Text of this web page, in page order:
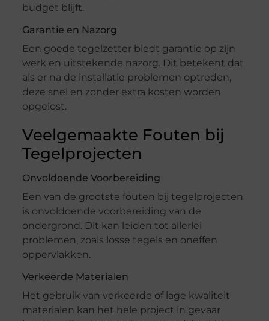
budget blijft.
Garantie en Nazorg
Een goede tegelzetter biedt garantie op zijn
werk en uitstekende nazorg. Dit betekent dat
als er na de installatie problemen optreden,
deze snel en zonder extra kosten worden
opgelost.
Veelgemaakte Fouten bij
Tegelprojecten
Onvoldoende Voorbereiding
Een van de grootste fouten bij tegelprojecten
is onvoldoende voorbereiding van de
ondergrond. Dit kan leiden tot allerlei
problemen, zoals losse tegels en oneffen
oppervlakken.
Verkeerde Materialen
Het gebruik van verkeerde of lage kwaliteit
materialen kan het hele project in gevaar